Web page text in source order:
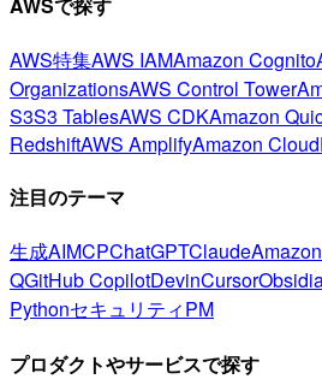
AWS特集AWS IAMAmazon Cognito
OrganizationsAWS Control Tower
S3S3 TablesAWS CDKAmazon
RedshiftAWS AmplifyAmazon
注目のテーマ
生成AIMCPChatGPTClaude
QGitHub CopilotDevinCursor
PythonセキュリティPM
プロダクトやサービスで探す